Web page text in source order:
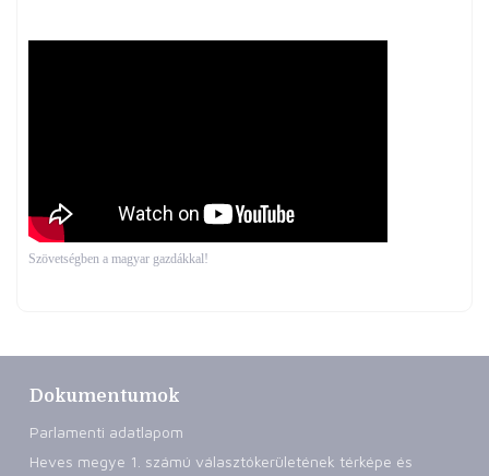
Szövetségben a magyar gazdákkal!
Dokumentumok
Parlamenti adatlapom
Heves megye 1. számú választókerületének térképe és